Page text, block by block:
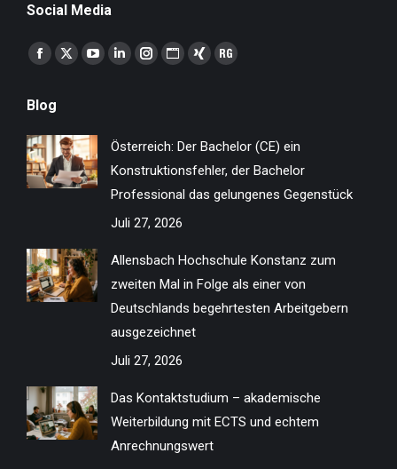
Social Media
Finden Sie uns auf:
Facebook
opens
in
new
window
X
in
new
window
YouTube
in
new
window
Linkedin
new
window
Instagram
new
window
Website
new
window
XING
new
window
ResearchGate
new
window
Blog
Österreich: Der Bachelor (CE) ein
Konstruktionsfehler, der Bachelor
Professional das gelungenes Gegenstück
Juli 27, 2026
Allensbach Hochschule Konstanz zum
zweiten Mal in Folge als einer von
Deutschlands begehrtesten Arbeitgebern
ausgezeichnet
Juli 27, 2026
Das Kontaktstudium – akademische
Weiterbildung mit ECTS und echtem
Anrechnungswert